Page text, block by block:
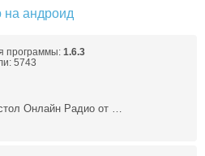
на андроид
программы: 1.6.3
5743
Онлайн Радио от …